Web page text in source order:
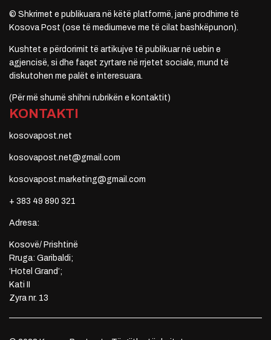
© Shkrimet e publikuara në këtë platformë, janë prodhime të
Kosova Post (ose të mediumeve me të cilat bashkëpunon).
Kushtet e përdorimit të artikujve të publikuar në uebin e
agjencisë, si dhe faqet zyrtare në rrjetet sociale, mund të
diskutohen me palët e interesuara.
(Për më shumë shihni rubrikën e kontaktit)
KONTAKTI
kosovapost.net
kosovapost.net@gmail.com
kosovapost.marketing@gmail.com
+ 383 49 890 321
Adresa:
Kosovë/ Prishtinë
Rruga: Garibaldi;
‘Hotel Grand’;
Kati II
Zyra nr. 13